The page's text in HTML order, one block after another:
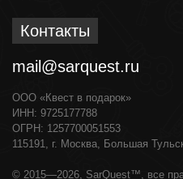
Контакты
mail@sarquest.ru
ООО «Квест в подарок»
ИНН: 9725177788
ОГРН: 1257700051553
115191, г. Москва, Большая
© 2015—2026, SarQuest™, все